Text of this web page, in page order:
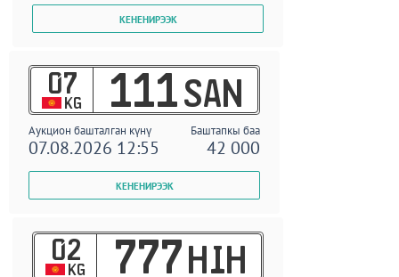
07
KG 111 SAN
Аукцион башталган күнү Баштапкы баа
07.08.2026 12:55 42 000
02
KG 777 HIH